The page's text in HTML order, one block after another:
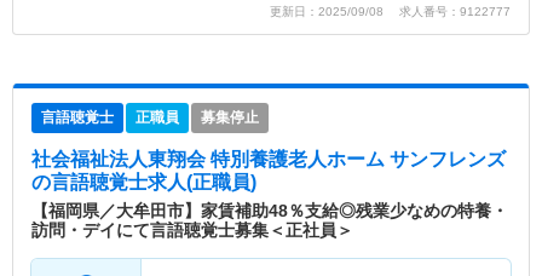
更新日：2025/09/08 求人番号：9122777
言語聴覚士 正職員 募集停止
社会福祉法人東翔会 特別養護老人ホーム サンフレンズ
の言語聴覚士求人(正職員)
【福岡県／大牟田市】家賃補助48％支給◎残業少なめの特養・
訪問・デイにて言語聴覚士募集＜正社員＞